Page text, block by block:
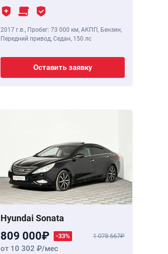
2017 г.в., Пробег: 73 000 км, АКПП, Бензин,
Передний привод, Седан, 150 лс
Оставить заявку
Hyundai Sonata
809 000 -33% 1 078 667
от 10 302 /мес